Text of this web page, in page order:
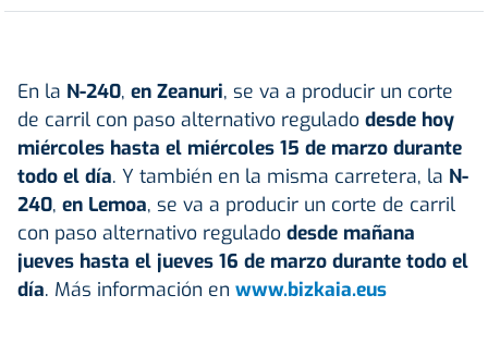
En la N-240, en Zeanuri, se va a producir un corte
de carril con paso alternativo regulado desde hoy
miércoles hasta el miércoles 15 de marzo durante
todo el día. Y también en la misma carretera, la N-
240, en Lemoa, se va a producir un corte de carril
con paso alternativo regulado desde mañana
jueves hasta el jueves 16 de marzo durante todo el
día. Más información en www.bizkaia.eus